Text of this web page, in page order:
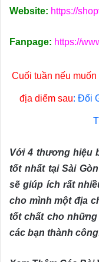
Website: https://
Fanpage: https://
Cuối tuần nếu
địa diểm sau: Đổi
Với 4 thương hiệu
tốt nhất tại Sài Gòn
sẽ giúp ích rất
cho mình một địa
tốt chất cho
các bạn thành